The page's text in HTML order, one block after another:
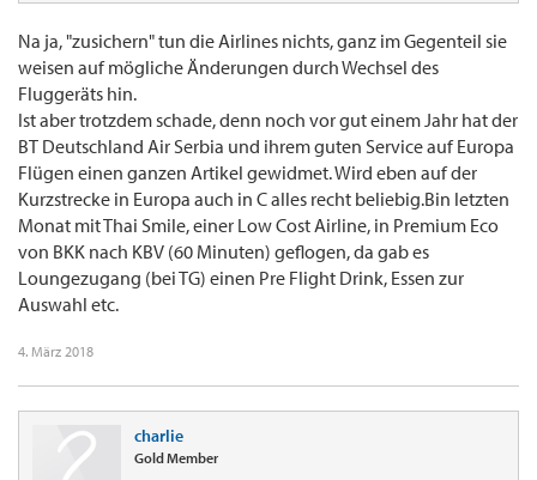
Na ja, "zusichern" tun die Airlines nichts, ganz im Gegenteil sie
weisen auf mögliche Änderungen durch Wechsel des
Fluggeräts hin.
Ist aber trotzdem schade, denn noch vor gut einem Jahr hat der
BT Deutschland Air Serbia und ihrem guten Service auf Europa
Flügen einen ganzen Artikel gewidmet. Wird eben auf der
Kurzstrecke in Europa auch in C alles recht beliebig.Bin letzten
Monat mit Thai Smile, einer Low Cost Airline, in Premium Eco
von BKK nach KBV (60 Minuten) geflogen, da gab es
Loungezugang (bei TG) einen Pre Flight Drink, Essen zur
Auswahl etc.
4. März 2018
charlie
Gold Member